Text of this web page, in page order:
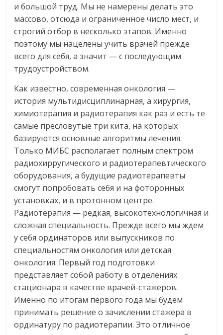
и большой труд. Мы не намерены делать это
массово, отсюда и ограниченное число мест, и
строгий отбор в несколько этапов. Именно
поэтому мы нацелены учить врачей прежде
всего для себя, а значит — с последующим
трудоустройством.
Как известно, современная онкология —
история мультидисциплинарная, а хирургия,
химиотерапия и радиотерапия как раз и есть те
самые пресловутые три кита, на которых
базируются основные алгоритмы лечения.
Только МИБС располагает полным спектром
радиохирругического и радиотерапевтического
оборудования, а будущие радиотерапевты
смогут попробовать себя и на фоторонных
установках, и в протонном центре.
Радиотерапия — редкая, высокотехнологичная и
сложная специальность. Прежде всего мы ждем
у себя ординаторов или выпускников по
специальностям онкология или детская
онкология. Первый год подготовки
представляет собой работу в отделениях
стационара в качестве врачей-стажеров.
Именно по итогам первого года мы будем
принимать решение о зачислении стажера в
ординатуру по радиотерапии. Это отличное